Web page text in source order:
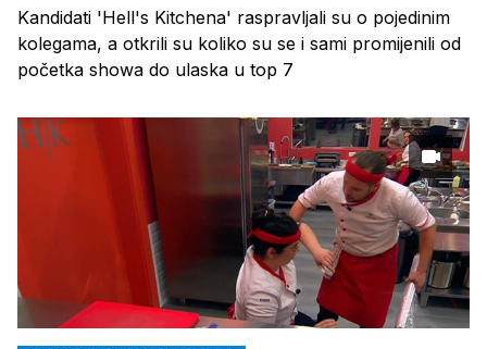
Kandidati 'Hell's Kitchena' raspravljali su o pojedinim
kolegama, a otkrili su koliko su se i sami promijenili od
početka showa do ulaska u top 7